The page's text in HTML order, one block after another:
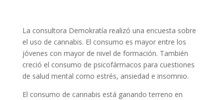
La consultora Demokratía realizó una encuesta sobre
el uso de cannabis. El consumo es mayor entre los
jóvenes con mayor de nivel de formación. También
creció el consumo de psicofármacos para cuestiones
de salud mental como estrés, ansiedad e insomnio.
El consumo de cannabis está ganando terreno en